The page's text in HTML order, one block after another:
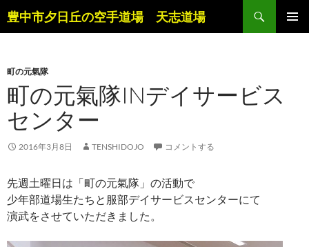
ン
ツ
へ
ス
キ
豊中市夕日丘の空手道場 天志道場
検
索
町の元氣隊
町の元氣隊INデイサービス
センター
2016年3月8日 TENSHIDOJO コメントする
先週土曜日は「町の元氣隊」の活動で
少年部道場生たちと服部デイサービスセンターにて
演武をさせていただきました。